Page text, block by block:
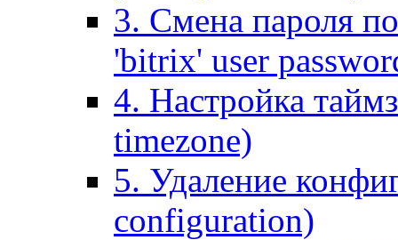
3. Смена пароля
'bitrix' user
4. Настройка
timezone)
5. Удаление
configuration)